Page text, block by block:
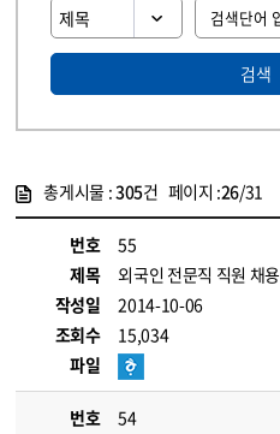
검색
총게시물 :305건 페이지 :26/31
번호
55
제목
외국인 전문직 직원 채용
작성일
2014-10-06
조회수
15,034
파일
번호
54